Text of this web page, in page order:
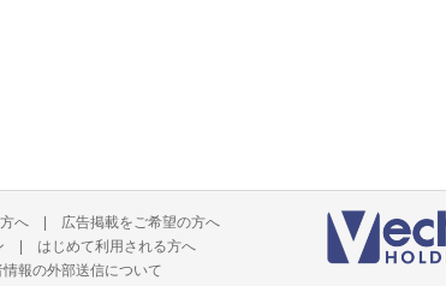
へ | 広告掲載をご希望の方へ
| はじめて利用される方へ
情報の外部送信について